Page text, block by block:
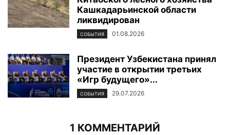
Кашкадарьинской области
ликвидирован
СОБЫТИЯ 01.08.2026
Президент Узбекистана принял
участие в открытии третьих
«Игр будущего»...
СОБЫТИЯ 29.07.2026
1 КОММЕНТАРИЙ